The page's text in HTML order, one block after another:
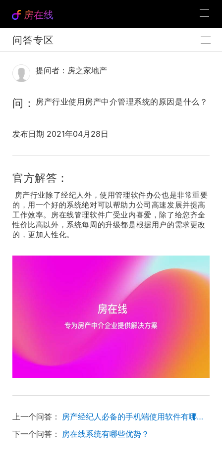
房在线
问答专区
提问者：房之家地产
问： 房产行业使用房产中介管理系统的原因是什么？
发布日期 2021年04月28日
官方解答：
房产行业除了经纪人外，使用管理软件办公也是非常重要
的，用一个好的系统绝对可以帮助力公司高速发展并提高
工作效率。房在线管理软件广受业内喜爱，除了给您齐全
性价比高以外，系统每周的升级都是根据用户的需求更改
的，更加人性化。
上一个问答：
房产经纪人必备的手机端使用软件有哪些？
下一个问答：
房在线系统有哪些优势？